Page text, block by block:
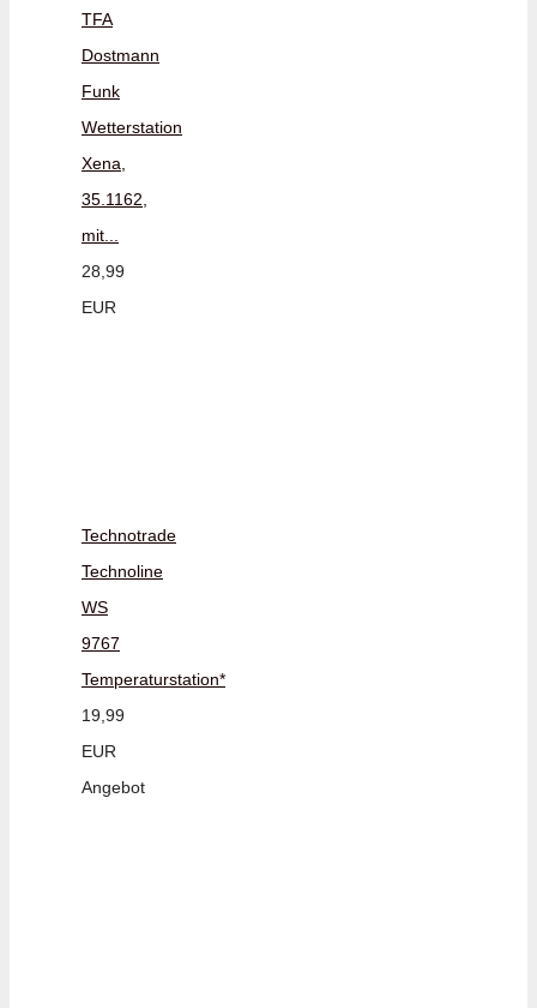
TFA
Dostmann
Funk
Wetterstation
Xena,
35.1162,
mit...
28,99
EUR
Technotrade
Technoline
WS
9767
Temperaturstation*
19,99
EUR
Angebot